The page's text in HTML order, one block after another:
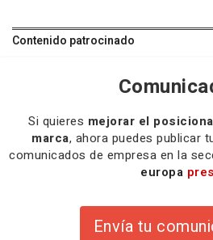
Contenido patrocinado
Si quieres mejorar el
marca, ahora puedes publicar
comunicados de empresa en la
europa
Envía tu